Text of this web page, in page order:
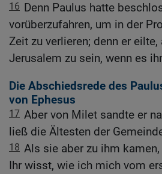
16 Denn Paulus hatte
vorüberzufahren, um in der
Zeit zu verlieren; denn er
Jerusalem zu sein, wenn es
Die Abschiedsrede des
von Ephesus
17 Aber von Milet sandte er
ließ die Ältesten der
18 Als sie aber zu ihm
Ihr wisst, wie ich mich vom